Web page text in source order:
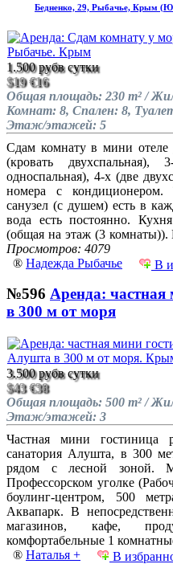
Бедненко, 29, Рыбачье, Крым
1.500 рубв сутки
$19 €16
Общая площадь: 230 m² /
Комнат: 8, Спален: 8,
Этаж/этажей: 5
Сдам комнату в мини
(кровать двухспальная),
односпальная), 4-х (две
номера с кондиционером.
санузел (с душем) есть в
вода есть постоянно.
(общая на этаж (3 комнаты)).
Просмотров: 4079
® Надежда Рыбачье В
№596 Аренда:
в 300 м от моря
3.500 рубв сутки
$43 €38
Общая площадь: 500 m² /
Этаж/этажей: 3
Частная мини гостиница
санатория Алушта, в 300
рядом с лесной зоной.
Профессорском уголке
боулинг-центром, 500
Аквапарк. В
магазинов, кафе,
комфортабельные 1
® Наталья + В